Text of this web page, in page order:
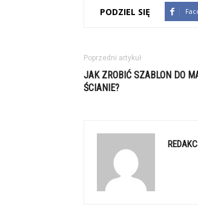
PODZIEL SIĘ
Poprzedni artykuł
JAK ZROBIĆ SZABLON DO
ŚCIANIE?